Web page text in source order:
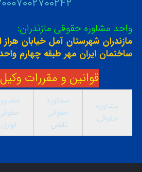
واحد مشاوره حقوقی مازندران:
مازندران شهرستان آمل خیابان
ساختمان ایران مهر طبقه چهارم واحد
قوانین و مقررات
مشاوره
حقوقی
مشاوره
حقوقی
تلفنی
فوری